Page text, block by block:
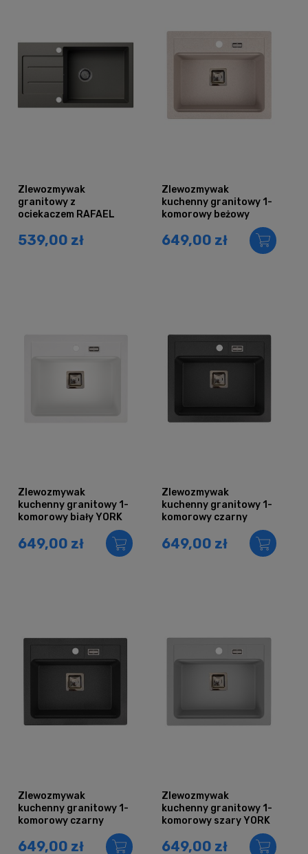
Zlewozmywak
granitowy z
ociekaczem RAFAEL
539,00 zł
Zlewozmywak
kuchenny granitowy 1-
komorowy beżowy
649,00 zł
Zlewozmywak
kuchenny granitowy 1-
komorowy biały YORK
649,00 zł
Zlewozmywak
kuchenny granitowy 1-
komorowy czarny
649,00 zł
Zlewozmywak
kuchenny granitowy 1-
komorowy czarny
649,00 zł
Zlewozmywak
kuchenny granitowy 1-
komorowy szary YORK
649,00 zł